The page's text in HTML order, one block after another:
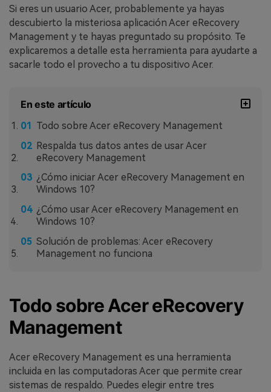
Si eres un usuario Acer, probablemente ya hayas
descubierto la misteriosa aplicación Acer eRecovery
Management y te hayas preguntado su propósito. Te
explicaremos a detalle esta herramienta para ayudarte a
sacarle todo el provecho a tu dispositivo Acer.
En este artículo
Todo sobre Acer eRecovery Management
Respalda tus datos antes de usar Acer
eRecovery Management
¿Cómo iniciar Acer eRecovery Management en
Windows 10?
¿Cómo usar Acer eRecovery Management en
Windows 10?
Solución de problemas: Acer eRecovery
Management no funciona
Todo sobre Acer eRecovery
Management
Acer eRecovery Management es una herramienta
incluida en las computadoras Acer que permite crear
sistemas de respaldo. Puedes elegir entre tres